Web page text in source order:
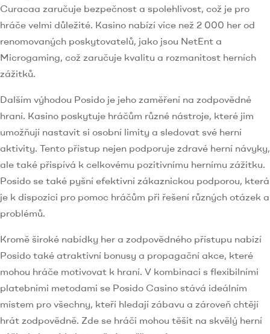
Curacaa zaručuje bezpečnost a spolehlivost, což je pro
hráče velmi důležité. Kasino nabízí více než 2 000 her od
renomovaných poskytovatelů, jako jsou NetEnt a
Microgaming, což zaručuje kvalitu a rozmanitost herních
zážitků.
Dalším výhodou Posido je jeho zaměření na zodpovědné
hraní. Kasino poskytuje hráčům různé nástroje, které jim
umožňují nastavit si osobní limity a sledovat své herní
aktivity. Tento přístup nejen podporuje zdravé herní návyky,
ale také přispívá k celkovému pozitivnímu hernímu zážitku.
Posido se také pyšní efektivní zákaznickou podporou, která
je k dispozici pro pomoc hráčům při řešení různých otázek a
problémů.
Kromě široké nabídky her a zodpovědného přístupu nabízí
Posido také atraktivní bonusy a propagační akce, které
mohou hráče motivovat k hraní. V kombinaci s flexibilními
platebními metodami se Posido Casino stává ideálním
místem pro všechny, kteří hledají zábavu a zároveň chtějí
hrát zodpovědně. Zde se hráči mohou těšit na skvělý herní